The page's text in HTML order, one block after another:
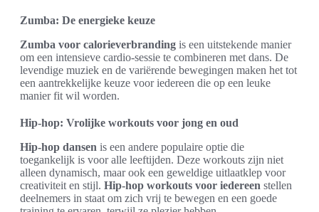
Zumba: De energieke keuze
Zumba voor calorieverbranding is een uitstekende manier
om een intensieve cardio-sessie te combineren met dans. De
levendige muziek en de variërende bewegingen maken het tot
een aantrekkelijke keuze voor iedereen die op een leuke
manier fit wil worden.
Hip-hop: Vrolijke workouts voor jong en oud
Hip-hop dansen is een andere populaire optie die
toegankelijk is voor alle leeftijden. Deze workouts zijn niet
alleen dynamisch, maar ook een geweldige uitlaatklep voor
creativiteit en stijl. Hip-hop workouts voor iedereen stellen
deelnemers in staat om zich vrij te bewegen en een goede